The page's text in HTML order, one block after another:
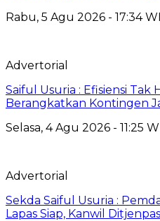
Rabu, 5 Agu 2026 - 17:34
Advertorial
Saiful Usuria : Efisiensi Tak
Berangkatkan Kontingen
Selasa, 4 Agu 2026 - 11:25
Advertorial
Sekda Saiful Usuria :
Lapas Siap, Kanwil